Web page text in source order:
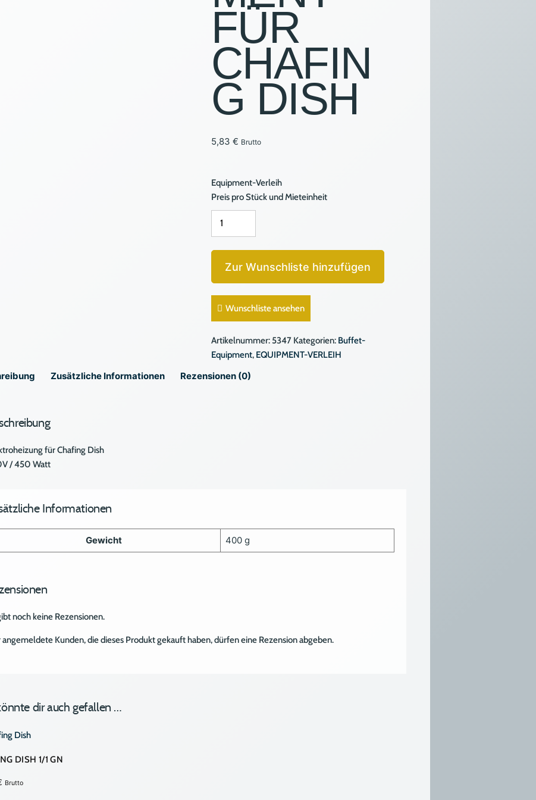
BELEUCHTUNG &
VERANSTALTUNGSTECHNIK
VERKAUFSARTIKEL
FÜR
CHAFIN
G DISH
5,83 € Brutto
Equipment-Verleih
Preis pro Stück und Mieteinheit
Menge
Zur Wunschliste hinzufügen
Wunschliste ansehen
Artikelnummer: 5347 Kategorien: Buffet-
Equipment, EQUIPMENT-VERLEIH
Zusätzliche Informationen Rezensionen (0)
für Chafing Dish
/ 450 Watt
Informationen
Gewicht 400 g
noch keine Rezensionen.
angemeldete Kunden, die dieses Produkt gekauft haben, dürfen eine Rezension abgeben.
dir auch gefallen …
DISH 1/1 GN
Brutto